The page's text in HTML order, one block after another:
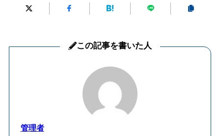
この記事を書いた人
管理者